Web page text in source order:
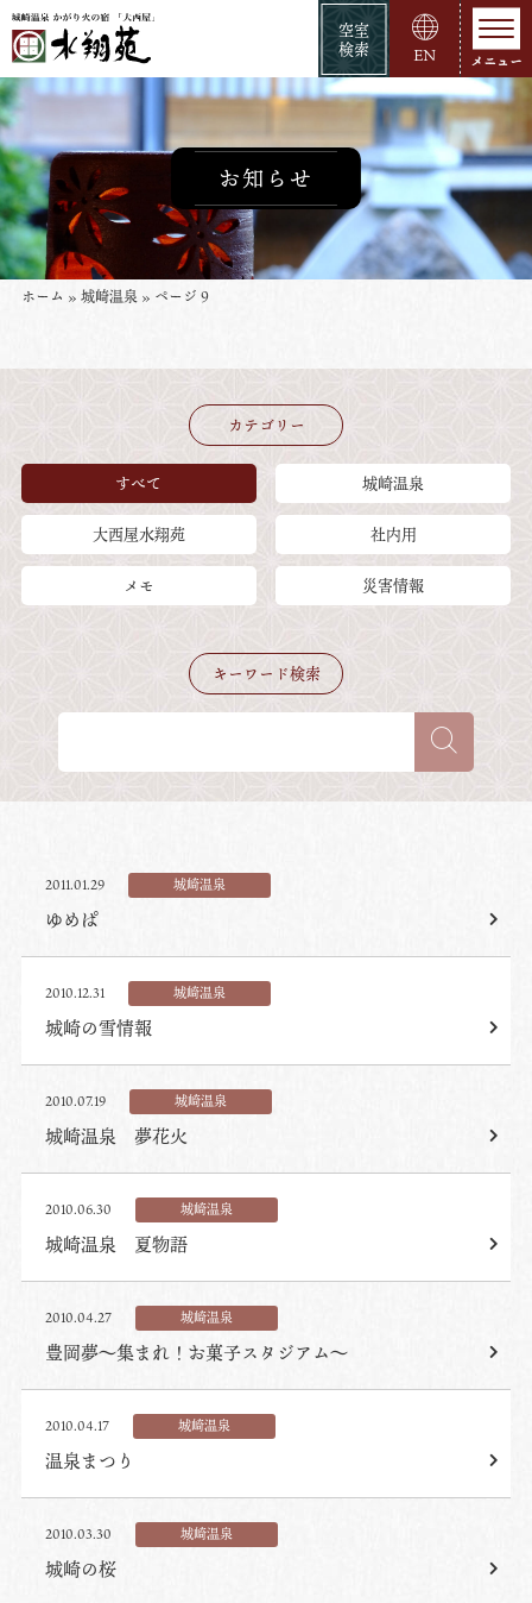
空室
検索
EN
お知らせ
ホーム » 城崎温泉» ページ 9
カテゴリー
すべて 城崎温泉
大西屋水翔苑 社内用
メモ 災害情報
キーワード検索
2011.01.29 城崎温泉
ゆめぱ
2010.12.31 城崎温泉
城崎の雪情報
2010.07.19 城崎温泉
城崎温泉 夢花火
2010.06.30 城崎温泉
城崎温泉 夏物語
2010.04.27 城崎温泉
豊岡夢～集まれ！お菓子スタジアム～
2010.04.17 城崎温泉
温泉まつり
2010.03.30 城崎温泉
城崎の桜